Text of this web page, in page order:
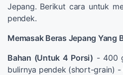
Jepang. Berikut cara untuk
pendek.
Memasak Beras Jepang Yang
Bahan (Untuk 4 Porsi) - 400
bulirnya pendek (short-grain)